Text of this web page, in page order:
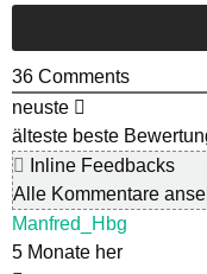
36 Comments
neuste
älteste beste
Inline Feedbacks
Alle Kommentare
Manfred_Hbg
5 Monate her